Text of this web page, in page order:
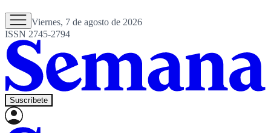
Viernes, 7 de agosto de 2026
ISSN 2745-2794
Suscríbete